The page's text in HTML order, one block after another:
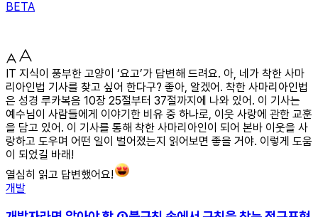
BETA
IT 지식이 풍부한 고양이 ‘요고’가 답변해 드려요. 아, 네가 착한 사마
리아인법 기사를 찾고 싶어 한다구? 좋아, 알겠어. 착한 사마리아인법
은 성경 루카복음 10장 25절부터 37절까지에 나와 있어. 이 기사는
예수님이 사람들에게 이야기한 비유 중 하나로, 이웃 사랑에 관한 교훈
을 담고 있어. 이 기사를 통해 착한 사마리아인이 되어 본바 이웃을 사
랑하고 도우며 어떤 일이 벌어졌는지 읽어보면 좋을 거야. 이렇게 도움
이 되었길 바래!
열심히 읽고 답변했어요!
개발